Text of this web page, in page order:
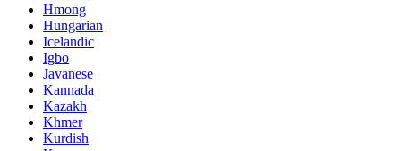
Hmong
Hungarian
Icelandic
Igbo
Javanese
Kannada
Kazakh
Khmer
Kurdish